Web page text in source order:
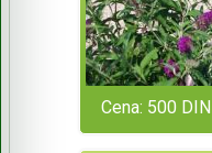
Cena: 500 DIN